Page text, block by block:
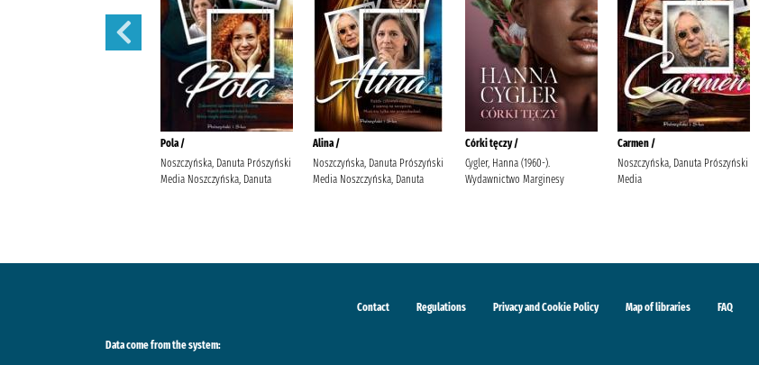
Pola /
Noszczyńska, Danuta Prószyński
Media Noszczyńska, Danuta
Alina /
Noszczyńska, Danuta Prószyński
Media Noszczyńska, Danuta
Córki tęczy /
Cygler, Hanna (1960-).
Wydawnictwo Marginesy
Carmen /
Noszczyńska, Danuta Prószyński
Media
Contact Regulations Privacy and Cookie Policy Map of libraries FAQ
Data come from the system: